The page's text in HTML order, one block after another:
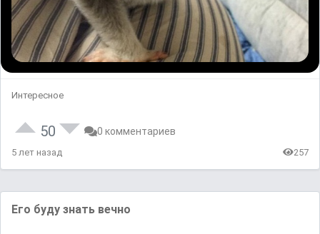
Интересное
50 0 комментариев
5 лет назад 257
Его буду знать вечно